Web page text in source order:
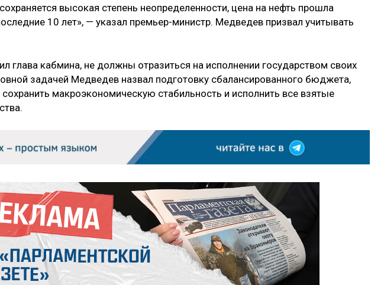
высокая степень неопределенности, цена на нефть прошла
10 лет», — указал премьер-министр. Медведев призвал учитывать
глава кабмина, не должны отразиться на исполнении государством своих
задачей Медведев назвал подготовку сбалансированного бюджета,
макроэкономическую стабильность и исполнить все взятые